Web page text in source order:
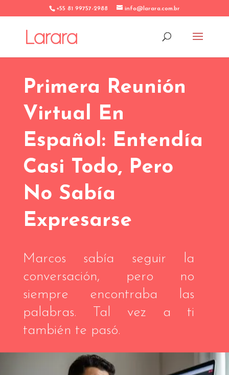
+55 81 99757-2988 info@larara.com.br
Primera Reunión
Virtual En
Español: Entendía
Casi Todo, Pero
No Sabía
Expresarse
Marcos sabía seguir la
conversación, pero no
siempre encontraba las
palabras. Tal vez a ti
también te pasó.